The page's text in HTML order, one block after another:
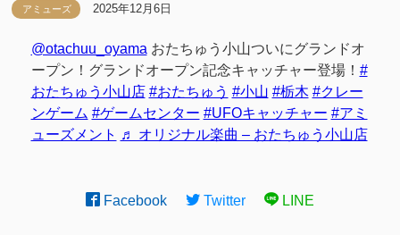
アミューズ 2025年12月6日
@otachuu_oyama おたちゅう小山ついにグランドオ
ープン！グランドオープン記念キャッチャー登場！ #
おたちゅう小山店 #おたちゅう #小山 #栃木 #クレー
ンゲーム #ゲームセンター #UFOキャッチャー #アミ
ューズメント ♬ オリジナル楽曲 – おたちゅう小山店
Facebook Twitter LINE